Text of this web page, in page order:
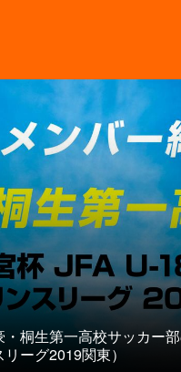
桐生第一高校サッカー
リーグ2019関東）